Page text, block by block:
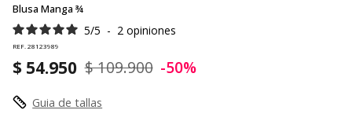
Blusa Manga ¾
5/5 - 2 opiniones
REF. 28123989
$ 54.950 $ 109.900 -50%
Guia de tallas